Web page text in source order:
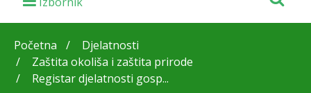
Početna
Djelatnosti
Zaštita okoliša i zaštita prirode
Registar djelatnosti gosp...